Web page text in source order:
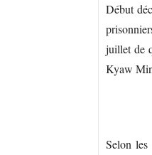
Début
juillet de
Kyaw
Selon